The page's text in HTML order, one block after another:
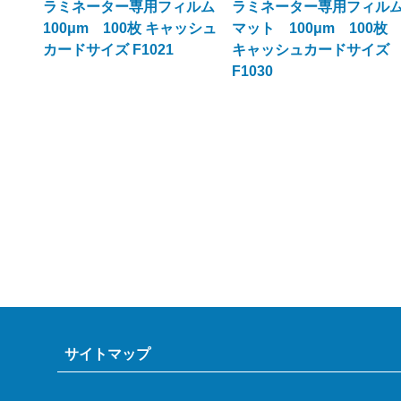
ラミネーター専用フィルム
100μm 100枚 キャッシュ
カードサイズ F1021
ラミネーター専用フィル
マット 100μm 100枚
キャッシュカードサイズ
F1030
サイトマップ